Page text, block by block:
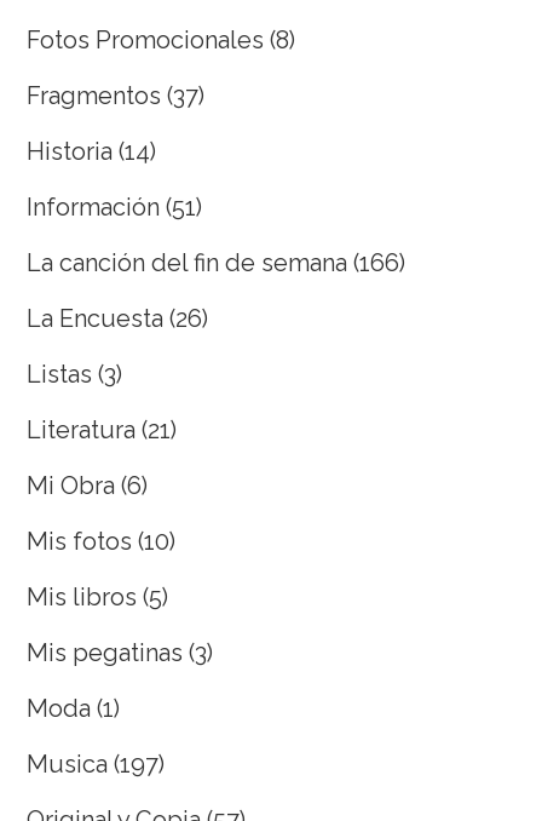
Fotos Promocionales (8)
Fragmentos (37)
Historia (14)
Información (51)
La canción del fin de semana (166)
La Encuesta (26)
Listas (3)
Literatura (21)
Mi Obra (6)
Mis fotos (10)
Mis libros (5)
Mis pegatinas (3)
Moda (1)
Musica (197)